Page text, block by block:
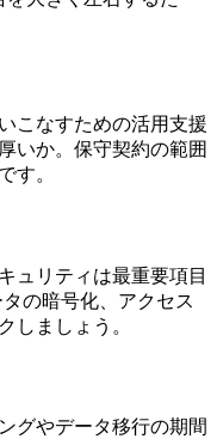
こなすための活用支援
いか。保守契約の範囲
す。
ュリティは最重要項目
の暗号化、アクセス
しましょう。
グやデータ移行の期間